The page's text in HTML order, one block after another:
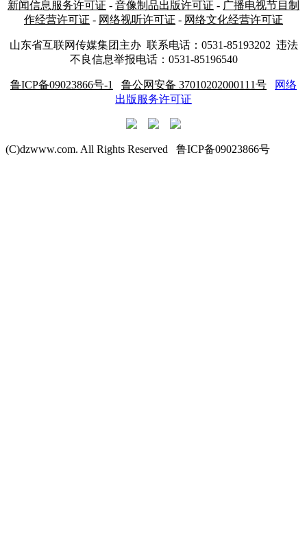
新闻信息服务许可证 - 音像制品出版许可证 - 广播电视节目制
作经营许可证 - 网络视听许可证 - 网络文化经营许可证
山东省互联网传媒集团主办 联系电话：0531-85193202 违法
不良信息举报电话：0531-85196540
鲁ICP备09023866号-1 鲁公网安备 37010202000111号
网络
出版服务许可证
(C)dzwww.com. All Rights Reserved 鲁ICP备09023866号